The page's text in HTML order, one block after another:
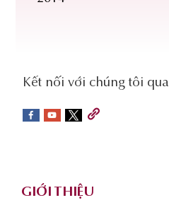
social-
sidebar
Kết nối với chúng tôi qua
GIỚI THIỆU